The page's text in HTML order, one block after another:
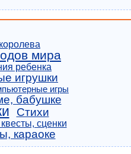
мира
ребенка
игрушки
игры
бабушке
Стихи
сценки
караоке